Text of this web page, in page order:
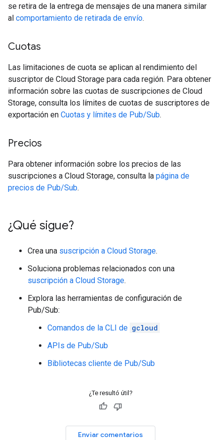
se retira de la entrega de mensajes de una manera similar
al comportamiento de retirada de envío.
Cuotas
Las limitaciones de cuota se aplican al rendimiento del
suscriptor de Cloud Storage para cada región. Para obtener
información sobre las cuotas de suscripciones de Cloud
Storage, consulta los límites de cuotas de suscriptores de
exportación en Cuotas y límites de Pub/Sub.
Precios
Para obtener información sobre los precios de las
suscripciones a Cloud Storage, consulta la página de
precios de Pub/Sub.
¿Qué sigue?
Crea una suscripción a Cloud Storage.
Soluciona problemas relacionados con una
suscripción a Cloud Storage.
Explora las herramientas de configuración de
Pub/Sub:
Comandos de la CLI de gcloud
APIs de Pub/Sub
Bibliotecas cliente de Pub/Sub
¿Te resultó útil?
Enviar comentarios